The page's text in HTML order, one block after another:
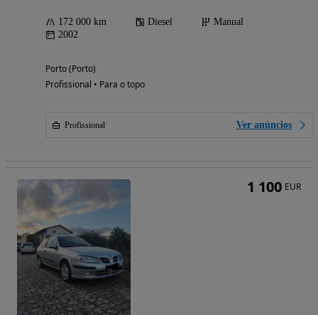
172 000 km Diesel
Manual
2002
Porto (Porto)
Profissional • Para o topo
Profissional Ver anúncios
1 100 EUR